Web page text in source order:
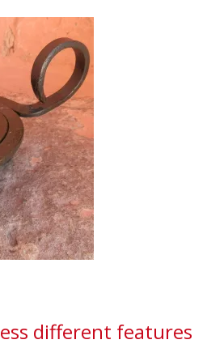
different features